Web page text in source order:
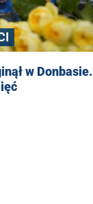
w Donbasie.